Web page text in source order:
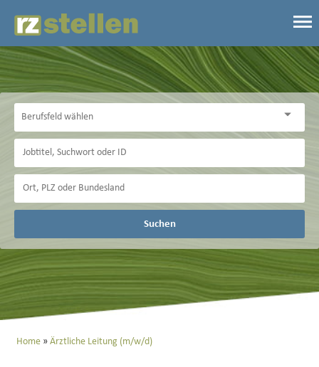
Suchen
Home Ärztliche Leitung (m/w/d)